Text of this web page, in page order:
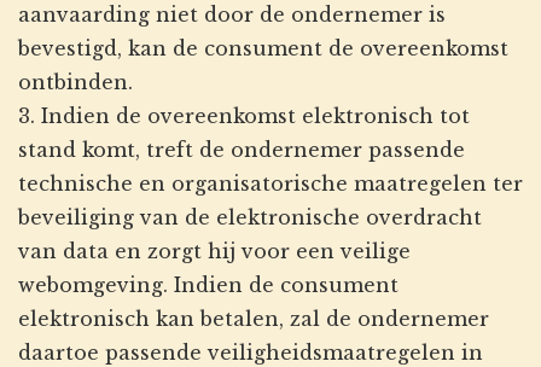
aanvaarding niet door de ondernemer is
bevestigd, kan de consument de overeenkomst
ontbinden.
3. Indien de overeenkomst elektronisch tot
stand komt, treft de ondernemer passende
technische en organisatorische maatregelen ter
beveiliging van de elektronische overdracht
van data en zorgt hij voor een veilige
webomgeving. Indien de consument
elektronisch kan betalen, zal de ondernemer
daartoe passende veiligheidsmaatregelen in